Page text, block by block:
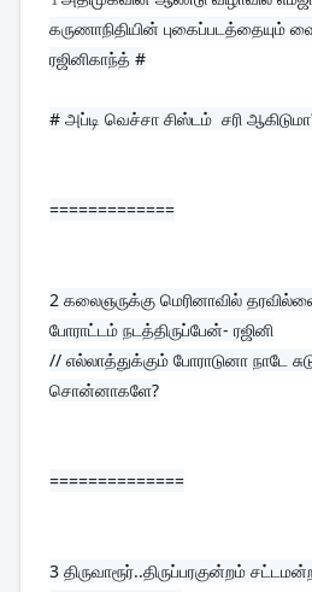
கருணாநிதியின் புகைப்படத்தையும்
ரஜினிகாந்த் #
# அப்டி வெச்சா சிஸ்டம்  சரி
=============
2 கலைஞருக்கு மெரினாவில்
போராட்டம் நடத்திருப்பேன்- ரஜினி
// எல்லாத்துக்கும் போராடுனா நாடே
சொன்னாகளே?
==============
3 திருவாரூர்..திருப்பரகுன்றம்